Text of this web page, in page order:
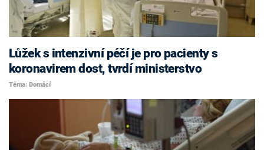
Lůžek s intenzivní péčí je pro pacienty s
koronavirem dost, tvrdí ministerstvo
Téma: Domácí